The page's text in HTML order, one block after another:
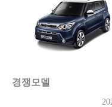
경쟁모델